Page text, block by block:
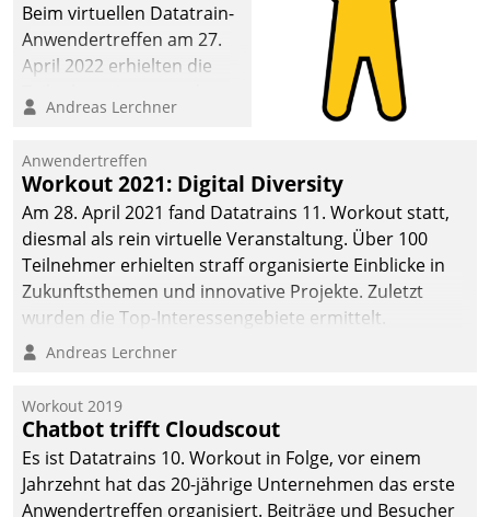
Beim virtuellen Datatrain-
Anwendertreffen am 27.
April 2022 erhielten die
Teilnehmer kurzweilige
Cloud-Strategien und -
Lösungen mit hohem
Zukunftspotenzial.
Andreas Lerchner
Anwendertreffen
Workout 2021: Digital Diversity
Am 28. April 2021 fand Datatrains 11. Workout statt,
diesmal als rein virtuelle Veranstaltung. Über 100
Teilnehmer erhielten straff organisierte Einblicke in
Zukunftsthemen und innovative Projekte. Zuletzt
wurden die Top-Interessengebiete ermittelt.
Andreas Lerchner
Workout 2019
Chatbot trifft Cloudscout
Es ist Datatrains 10. Workout in Folge, vor einem
Jahrzehnt hat das 20-jährige Unternehmen das erste
Anwendertreffen organisiert. Beiträge und Besucher